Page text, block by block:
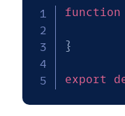
function
}
export